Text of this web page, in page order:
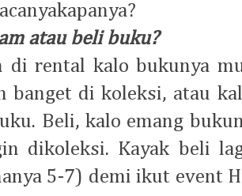
atau beli buku?
di rental kalo bukunya
banget di koleksi, atau
Beli, kalo emang
dikoleksi. Kayak beli
5-7) demi ikut event